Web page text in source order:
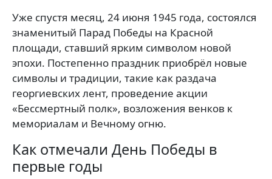
Уже спустя месяц, 24 июня 1945 года, состоялся
знаменитый Парад Победы на Красной
площади, ставший ярким символом новой
эпохи. Постепенно праздник приобрёл новые
символы и традиции, такие как раздача
георгиевских лент, проведение акции
«Бессмертный полк», возложения венков к
мемориалам и Вечному огню.
Как отмечали День Победы в
первые годы